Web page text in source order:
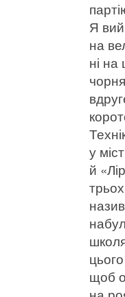
Я
на
ні
у
й
щоб